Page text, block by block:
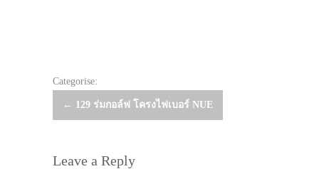
Categorise:
Post
← 129 ร่มกอล์ฟ โครงไฟเบอร์ NUE
Leave a Reply